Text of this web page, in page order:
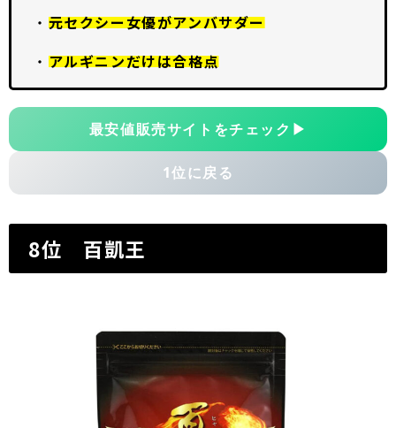
・ 元セクシー女優がアンバサダー
・ アルギニンだけは合格点
最安値販売サイトをチェック ▶
1位に戻る
8位 百凱王